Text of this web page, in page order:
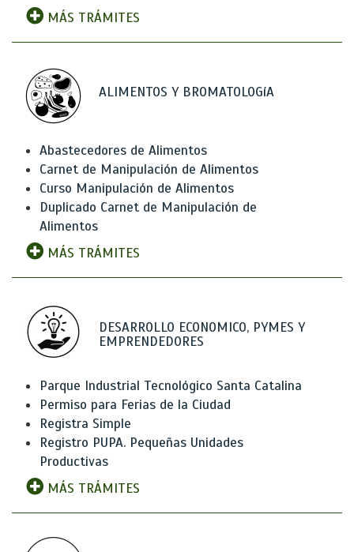
MÁS TRÁMITES
ALIMENTOS Y BROMATOLOGíA
Abastecedores de Alimentos
Carnet de Manipulación de Alimentos
Curso Manipulación de Alimentos
Duplicado Carnet de Manipulación de
Alimentos
MÁS TRÁMITES
DESARROLLO ECONOMICO, PYMES Y
EMPRENDEDORES
Parque Industrial Tecnológico Santa Catalina
Permiso para Ferias de la Ciudad
Registra Simple
Registro PUPA. Pequeñas Unidades
Productivas
MÁS TRÁMITES